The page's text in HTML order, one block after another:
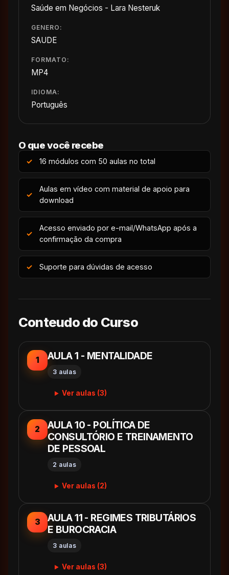
Saúde em Negócios - Lara Nesteruk
GENERO:
SAUDE
FORMATO:
MP4
IDIOMA:
Português
O que você recebe
16 módulos com 50 aulas no total
Aulas em vídeo com material de apoio para
download
Acesso enviado por e-mail/WhatsApp após a
confirmação da compra
Suporte para dúvidas de acesso
Conteudo do Curso
1 AULA 1 - MENTALIDADE
3 aulas
Ver aulas (3)
2
AULA 10 - POLÍTICA DE
CONSULTÓRIO E TREINAMENTO
DE PESSOAL
2 aulas
Ver aulas (2)
3
AULA 11 - REGIMES TRIBUTÁRIOS
E BUROCRACIA
3 aulas
Ver aulas (3)